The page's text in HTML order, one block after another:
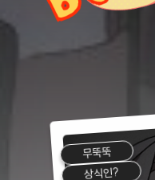
무뚝뚝
상식인?